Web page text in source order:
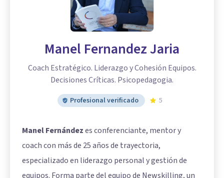
Manel Fernandez Jaria
Coach Estratégico. Liderazgo y Cohesión Equipos.
Decisiones Críticas. Psicopedagogia.
Profesional verificado 5
Manel Fernándezes conferenciante, mentor y
coach con más de 25 años de trayectoria,
especializado en liderazgo personal y gestión de
equipos. Forma parte del equipo de Newskilling, un